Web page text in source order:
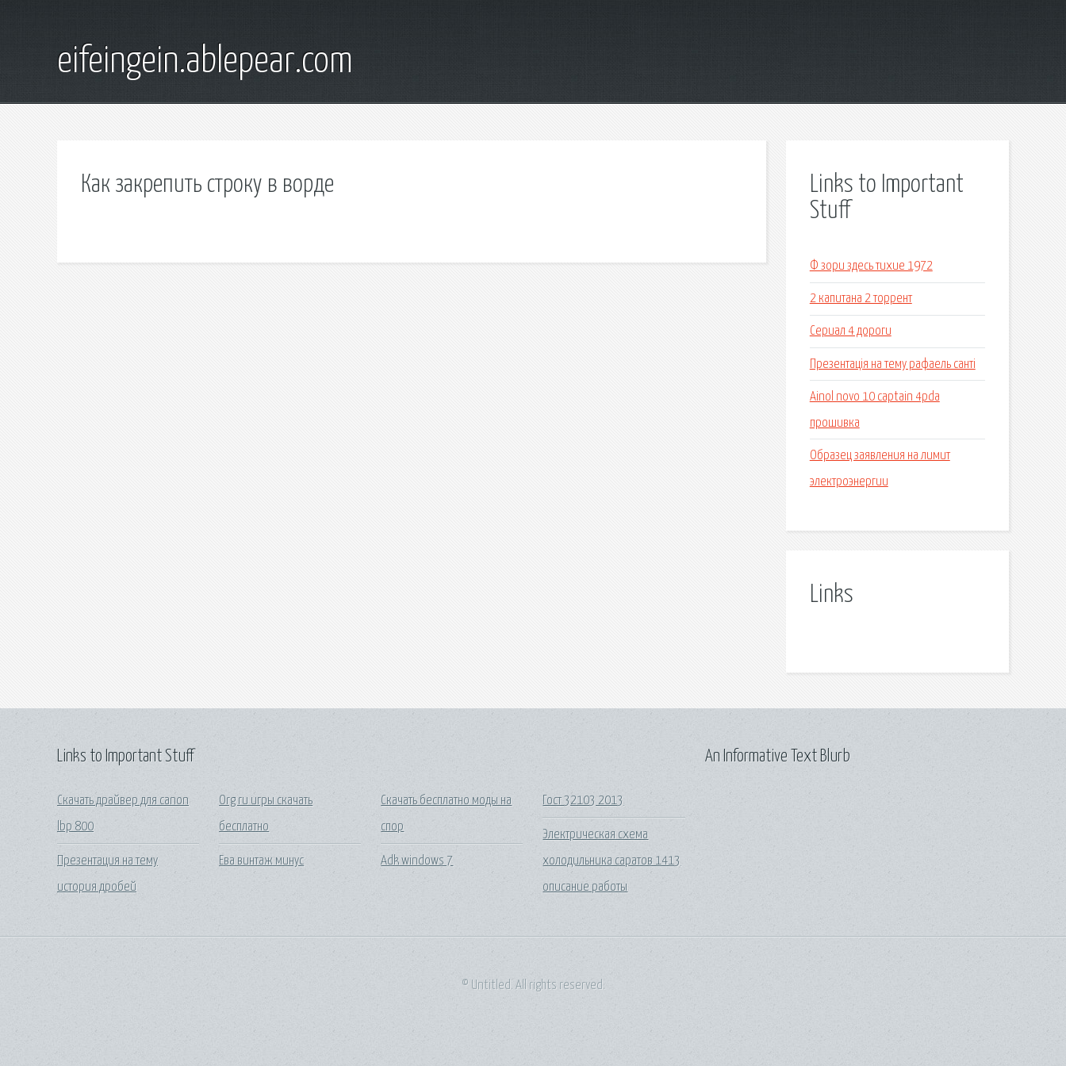
eifeingein.ablepear.com
Как закрепить строку в ворде
Links to Important
Stuff
Ф зори здесь тихие 1972
2 капитана 2 торрент
Сериал 4 дороги
Презентація на тему рафаель санті
Ainol novo 10 captain 4pda
прошивка
Образец заявления на лимит
электроэнергии
Links
Links to Important Stuff
Скачать драйвер для canon
lbp 800
Презентация на тему
история дробей
Org ru игры скачать
бесплатно
Ева винтаж минус
Скачать бесплатно моды на
спор
Adk windows 7
Гост 32103 2013
Электрическая схема
холодильника саратов 1413
описание работы
An Informative Text Blurb
© Untitled. All rights reserved.